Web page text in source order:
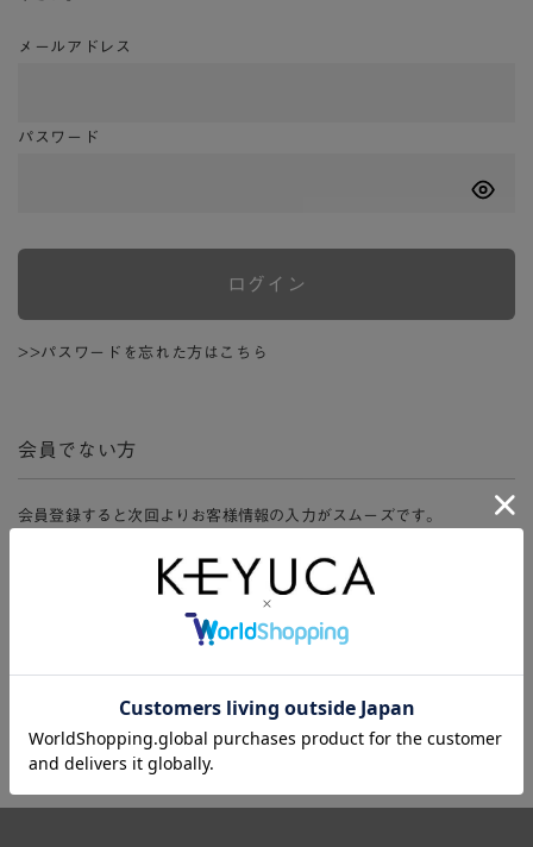
メールアドレス
パスワード
ログイン
>>パスワードを忘れた方はこちら
会員でない方
会員登録すると次回よりお客様情報の入力がスムーズです。
ージ、購入履歴をご利用いただけます。